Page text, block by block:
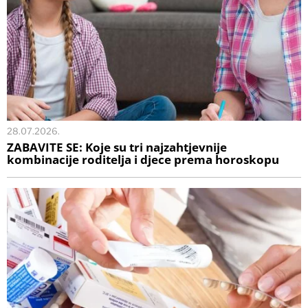
28.07.2026.
ZABAVITE SE: Koje su tri najzahtjevnije
kombinacije roditelja i djece prema horoskopu